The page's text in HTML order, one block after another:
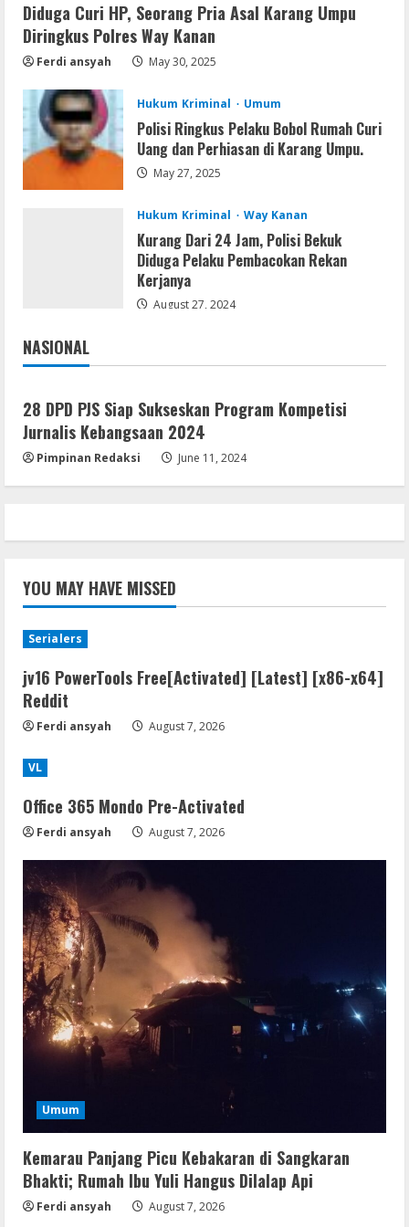
4
Serialers
Adobe Acrobat Pro 2021 Portable only
[100% Worked] [Windows] 2025
VL
Office 2021 Home & Student 64 bit ISO
Image .tоr𝚛еnt
August 7, 2026
Diduga Curi HP, Seorang Pria Asal Karang Umpu
Diringkus Polres Way Kanan
Ferdi ansyah May 30, 2025
Hukum Kriminal Umum
Polisi Ringkus Pelaku Bobol Rumah Curi
Uang dan Perhiasan di Karang Umpu.
May 27, 2025
Hukum Kriminal Way Kanan
Kurang Dari 24 Jam, Polisi Bekuk
Diduga Pelaku Pembacokan Rekan
Kerjanya
August 27, 2024
NASIONAL
Jakarta
28 DPD PJS Siap Sukseskan Program Kompetisi
Jurnalis Kebangsaan 2024
Pimpinan Redaksi June 11, 2024
YOU MAY HAVE MISSED
Serialers
jv16 PowerTools Free[Activated] [Latest] [x86-x64]
Reddit
Ferdi ansyah August 7, 2026
VL
Office 365 Mondo Pre-Activated
Ferdi ansyah August 7, 2026
Umum
Kemarau Panjang Picu Kebakaran di Sangkaran
Bhakti; Rumah Ibu Yuli Hangus Dilalap Api
Ferdi ansyah August 7, 2026